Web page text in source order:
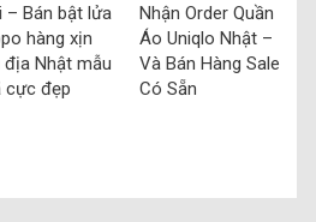
– Bán bật lửa
hàng xịn
địa Nhật mẫu
cực đẹp
Nhận Order Quần
Áo Uniqlo Nhật –
Và Bán Hàng Sale
Có Sẵn